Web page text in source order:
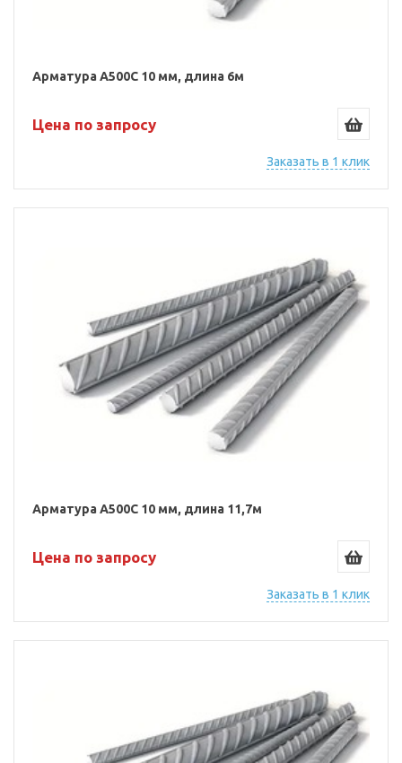
Арматура А500С 10 мм, длина 6м
Цена по запросу
Заказать в 1 клик
Арматура А500С 10 мм, длина 11,7м
Цена по запросу
Заказать в 1 клик